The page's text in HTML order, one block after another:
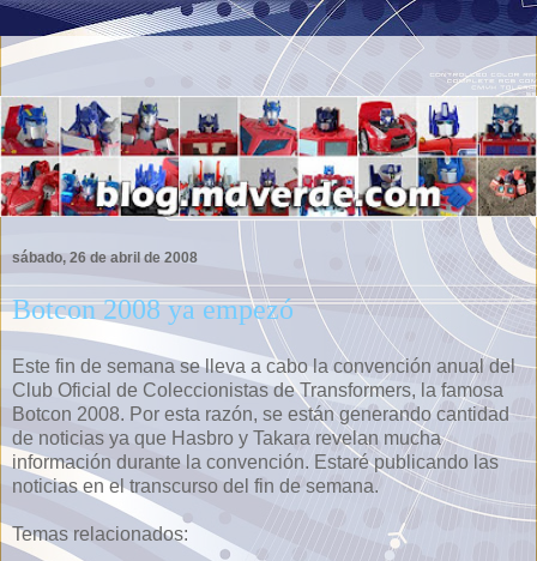
sábado, 26 de abril de 2008
Botcon 2008 ya empezó
Este fin de semana se lleva a cabo la convención anual del
Club Oficial de Coleccionistas de Transformers, la famosa
Botcon 2008. Por esta razón, se están generando cantidad
de noticias ya que Hasbro y Takara revelan mucha
información durante la convención. Estaré publicando las
noticias en el transcurso del fin de semana.
Temas relacionados: